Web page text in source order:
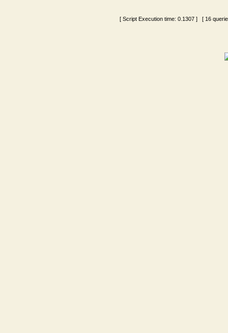
[ Script Execution time: 0.1307 ] [ 16